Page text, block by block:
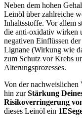
Neben dem hohen
Leinöl über zahlreiche
Inhaltsstoffe. Vor allem
die anti-oxidativ wirken
negativen Einflüssen
Lignane (Wirkung wie
zum Schutz vor Krebs
Alterungsprozesses.
Von der nachweislichen
hin zurStärkung
Risikoverringerung
dieses Leinöl ein